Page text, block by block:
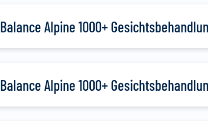
Balance Alpine 1000+
Balance Alpine 1000+